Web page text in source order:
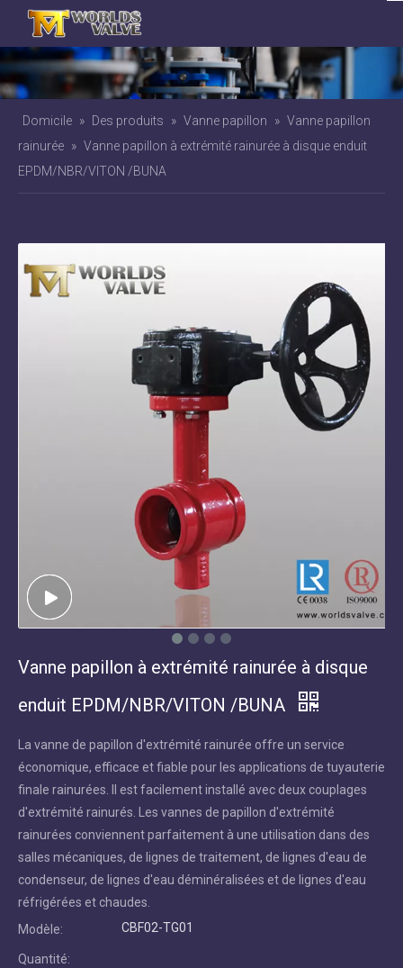
Domicile » Des produits » Vanne papillon » Vanne papillon
rainurée » Vanne papillon à extrémité rainurée à disque enduit
EPDM/NBR/VITON /BUNA
Vanne papillon à extrémité rainurée à disque
enduit EPDM/NBR/VITON /BUNA
La vanne de papillon d'extrémité rainurée offre un service
économique, efficace et fiable pour les applications de tuyauterie
finale rainurées. Il est facilement installé avec deux couplages
d'extrémité rainurés. Les vannes de papillon d'extrémité
rainurées conviennent parfaitement à une utilisation dans des
salles mécaniques, de lignes de traitement, de lignes d'eau de
condenseur, de lignes d'eau déminéralisées et de lignes d'eau
réfrigérées et chaudes.
Modèle:
CBF02-TG01
Quantité: